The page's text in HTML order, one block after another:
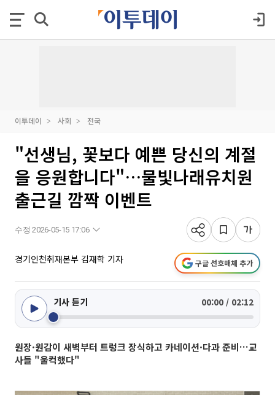
이투데이 사회 전국
"선생님, 꽃보다 예쁜 당신의 계절
을 응원합니다"…물빛나래유치원
출근길 깜짝 이벤트
수정 2026-05-15 17:06
경기인천취재본부 김재학 기자 구글 선호매체 추가
기사 듣기 00:00 / 02:12
원장·원감이 새벽부터 트렁크 장식하고 카네이션·다과 준비…교
사들 "울컥했다"